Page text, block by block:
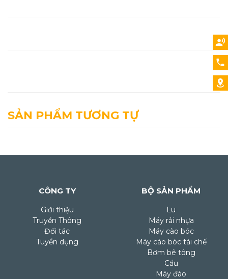
SẢN PHẨM TƯƠNG TỰ
CÔNG TY
Giới thiệu
Truyền Thông
Đối tác
Tuyển dụng
BỘ SẢN PHẨM
Lu
Máy rải nhựa
Máy cào bóc
Máy cào bóc tái chế
Bơm bê tông
Cẩu
Máy đào